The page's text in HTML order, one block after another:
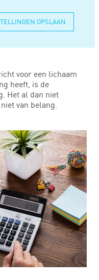
OPSLAAN
TE
voor een lichaam
heeft, is de
Het al dan niet
van belang.